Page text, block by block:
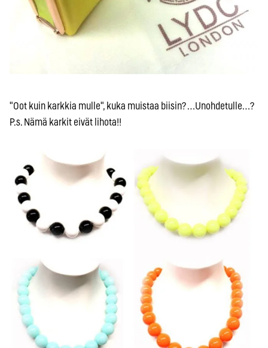
"Oot kuin karkkia mulle", kuka muistaa biisin? …Unohdetulle…?
P.s. Nämä karkit eivät lihota!!